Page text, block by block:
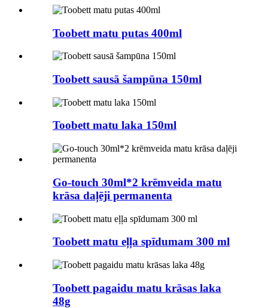
Toobett matu putas 400ml
Toobett sausā šampūna 150ml
Toobett matu laka 150ml
Go-touch 30ml*2 krēmveida matu
krāsa daļēji permanenta
Toobett matu eļļa spīdumam 300 ml
Toobett pagaidu matu krāsas laka
48g